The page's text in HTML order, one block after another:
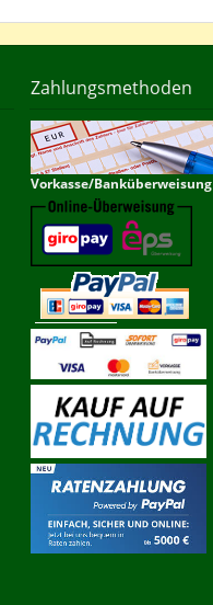
Zahlungsmethoden
Vorkasse/Banküberweisung